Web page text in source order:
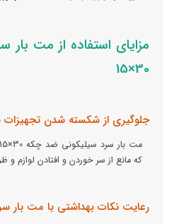
مزایای استفاده از مت
30×15
جلوگیری از شکسته شدن تجهیزات
که مانع از سر خوردن و افتادن
رعایت نکات بهداشتی با مت بار